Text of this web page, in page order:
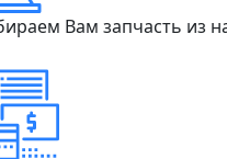
Вам запчасть из